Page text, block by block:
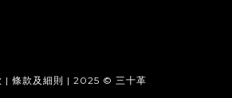
| 條款及細則 | 2025 © 三十革